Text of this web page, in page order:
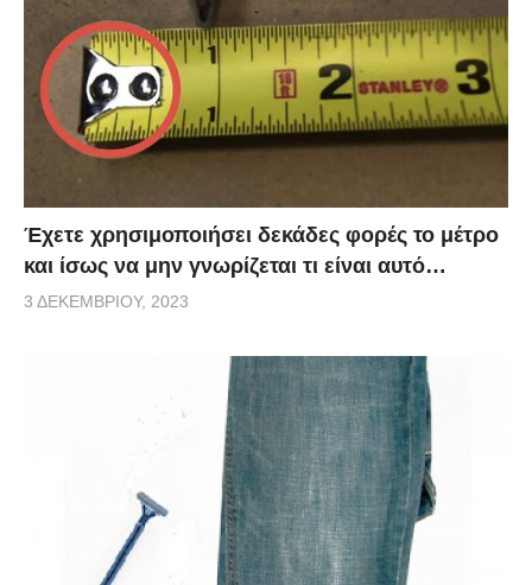
Έχετε χρησιμοποιήσει δεκάδες φορές το μέτρο
και ίσως να μην γνωρίζεται τι είναι αυτό…
3 ΔΕΚΕΜΒΡΊΟΥ, 2023